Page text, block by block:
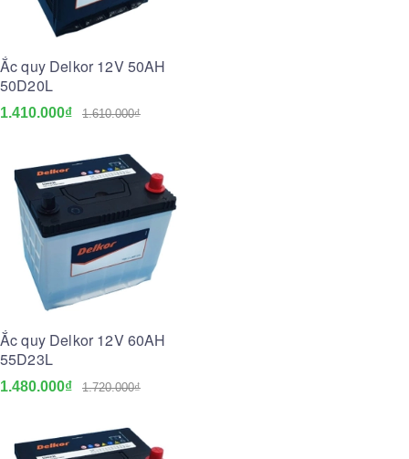
Ắc quy Delkor 12V 50AH
50D20L
1.410.000₫ 1.610.000₫
Ắc quy Delkor 12V 60AH
55D23L
1.480.000₫ 1.720.000₫